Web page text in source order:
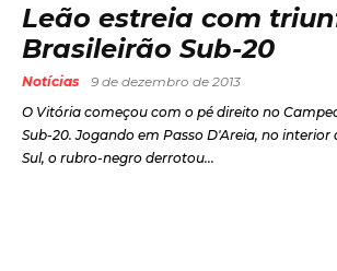
Leão estreia com
Brasileirão Sub-20
Notícias
9 de dezembro de 2013
O Vitória começou com o pé direito no
Sub-20. Jogando em Passo D'Areia, no interior
Sul, o rubro-negro derrotou...